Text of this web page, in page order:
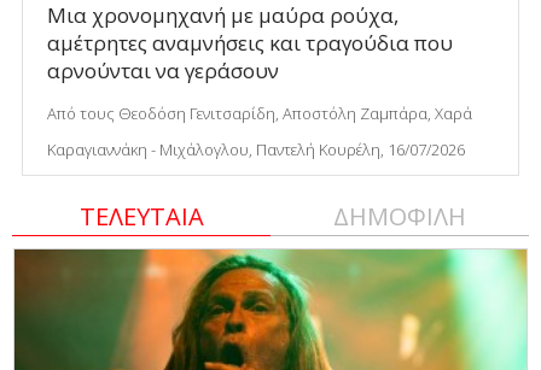
Μια χρονομηχανή με μαύρα ρούχα,
αμέτρητες αναμνήσεις και τραγούδια που
αρνούνται να γεράσουν
Από τους Θεοδόση Γενιτσαρίδη, Αποστόλη Ζαμπάρα, Χαρά
Καραγιαννάκη - Μιχάλογλου, Παντελή Κουρέλη, 16/07/2026
ΤΕΛΕΥΤΑΙΑ ΔΗΜΟΦΙΛΗ